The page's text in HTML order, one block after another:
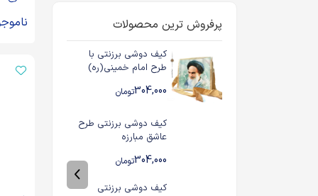
پرفروش ترین محصولات
کیف دوشی برزنتی با
طرح امام خمینی(ره)
304,000تومان
کیف دوشی برزنتی طرح
عاشق مبارزه
304,000تومان
کیف دوشی برزنتی